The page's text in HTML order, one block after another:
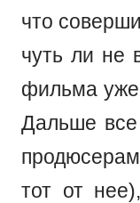
что
чуть ли не
фильма уже
Дальше все
тот от